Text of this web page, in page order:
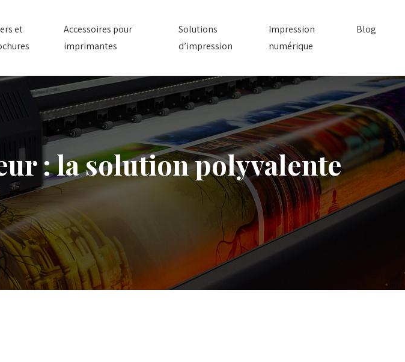
et
Accessoires pour
imprimantes
Solutions
d’impression
Impression
numérique
Blog
: la solution polyvalente